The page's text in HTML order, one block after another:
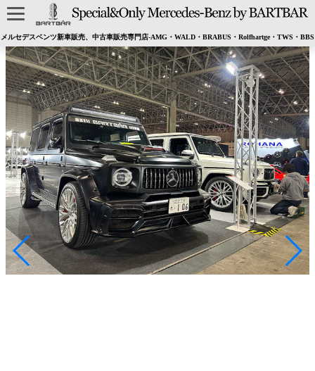
メルセデスベンツ新車販売、中古車販売専門店-AMG・WALD・BRABUS・Rolfhartge・TWS・BBS